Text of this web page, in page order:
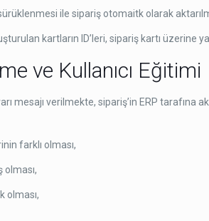
ile sipariş otomaitk olarak
kartların ID’leri, sipariş kartı üzerine
ve Kullanıcı Eğitimi
mesajı verilmekte, sipariş’in ERP tarafına
farklı olması,
olması,